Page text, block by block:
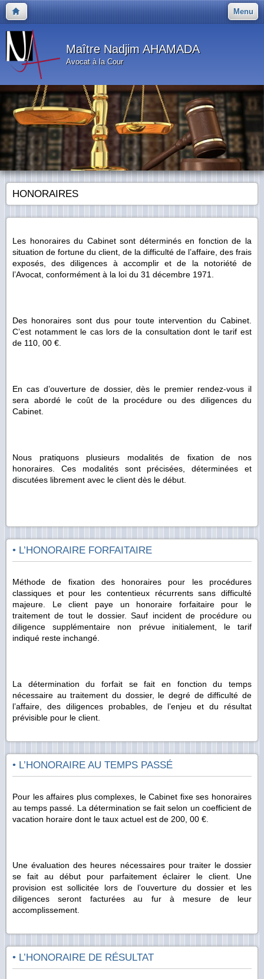
Menu
Maître Nadjim AHAMADA
Avocat à la Cour
HONORAIRES
Les honoraires du Cabinet sont déterminés en fonction de la
situation de fortune du client, de la difficulté de l’affaire, des frais
exposés, des diligences à accomplir et de la notoriété de
l’Avocat, conformément à la loi du 31 décembre 1971.
Des honoraires sont dus pour toute intervention du Cabinet.
C’est notamment le cas lors de la consultation dont le tarif est
de 110, 00 €.
En cas d’ouverture de dossier, dès le premier rendez-vous il
sera abordé le coût de la procédure ou des diligences du
Cabinet.
Nous pratiquons plusieurs modalités de fixation de nos
honoraires. Ces modalités sont précisées, déterminées et
discutées librement avec le client dès le début.
• L’HONORAIRE FORFAITAIRE
Méthode de fixation des honoraires pour les procédures
classiques et pour les contentieux récurrents sans difficulté
majeure. Le client paye un honoraire forfaitaire pour le
traitement de tout le dossier. Sauf incident de procédure ou
diligence supplémentaire non prévue initialement, le tarif
indiqué reste inchangé.
La détermination du forfait se fait en fonction du temps
nécessaire au traitement du dossier, le degré de difficulté de
l’affaire, des diligences probables, de l’enjeu et du résultat
prévisible pour le client.
• L’HONORAIRE AU TEMPS PASSÉ
Pour les affaires plus complexes, le Cabinet fixe ses honoraires
au temps passé. La détermination se fait selon un coefficient de
vacation horaire dont le taux actuel est de 200, 00 €.
Une évaluation des heures nécessaires pour traiter le dossier
se fait au début pour parfaitement éclairer le client. Une
provision est sollicitée lors de l’ouverture du dossier et les
diligences seront facturées au fur à mesure de leur
accomplissement.
• L’HONORAIRE DE RÉSULTAT